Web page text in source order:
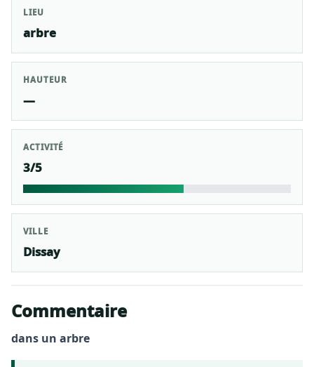
LIEU
arbre
HAUTEUR
—
ACTIVITÉ
3/5
VILLE
Dissay
Commentaire
dans un arbre